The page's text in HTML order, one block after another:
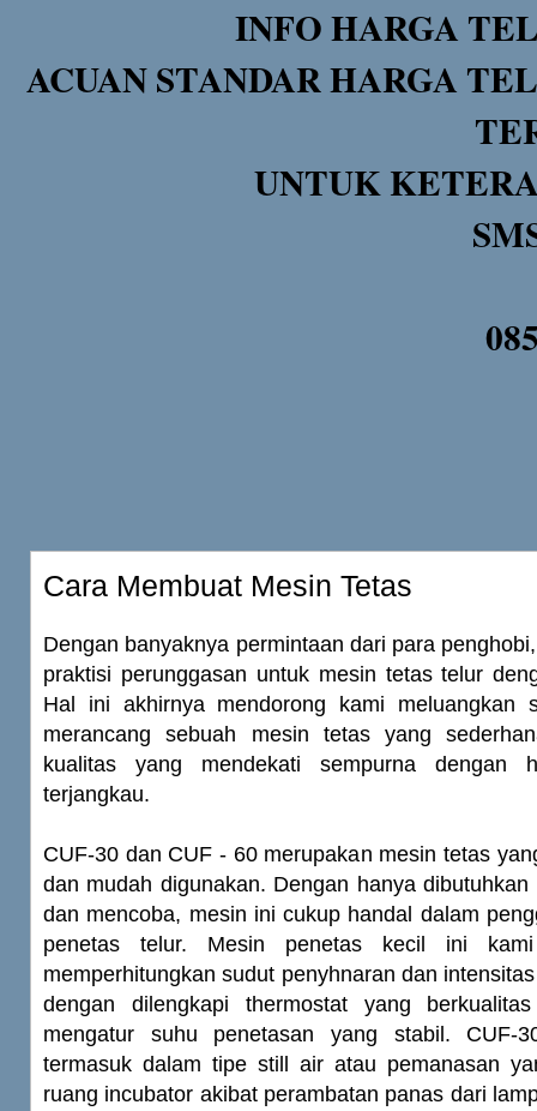
INFO HARGA
ACUAN STANDAR HARGA
UNTUK
Cara Membuat Mesin Tetas
Dengan banyaknya permintaan dari para
praktisi perunggasan untuk mesin tetas telur
Hal ini akhirnya mendorong kami meluangkan
merancang sebuah mesin tetas yang
kualitas yang mendekati sempurna dengan
terjangkau.
CUF-30 dan CUF - 60 merupakan mesin tetas
dan mudah digunakan. Dengan hanya
dan mencoba, mesin ini cukup handal dalam
penetas telur. Mesin penetas kecil ini
memperhitungkan sudut penyhnaran dan
dengan dilengkapi thermostat yang
mengatur suhu penetasan yang stabil. CUF-
termasuk dalam tipe still air atau pemanasan
ruang incubator akibat perambatan panas dari